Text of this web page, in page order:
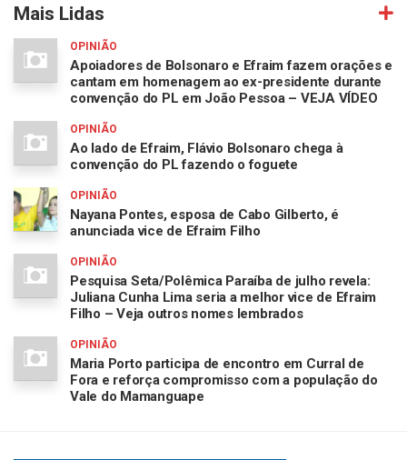
Mais Lidas
OPINIÃO
Apoiadores de Bolsonaro e Efraim fazem orações e
cantam em homenagem ao ex-presidente durante
convenção do PL em João Pessoa – VEJA VÍDEO
OPINIÃO
Ao lado de Efraim, Flávio Bolsonaro chega à
convenção do PL fazendo o foguete
OPINIÃO
Nayana Pontes, esposa de Cabo Gilberto, é
anunciada vice de Efraim Filho
OPINIÃO
Pesquisa Seta/Polêmica Paraíba de julho revela:
Juliana Cunha Lima seria a melhor vice de Efraim
Filho – Veja outros nomes lembrados
OPINIÃO
Maria Porto participa de encontro em Curral de
Fora e reforça compromisso com a população do
Vale do Mamanguape